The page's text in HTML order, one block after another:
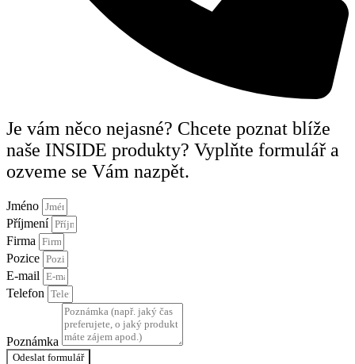
Je vám něco nejasné? Chcete poznat blíže
naše INSIDE produkty? Vyplňte formulář a
ozveme se Vám nazpět.
Jméno
Příjmení
Firma
Pozice
E-mail
Telefon
Poznámka
Odeslat formulář